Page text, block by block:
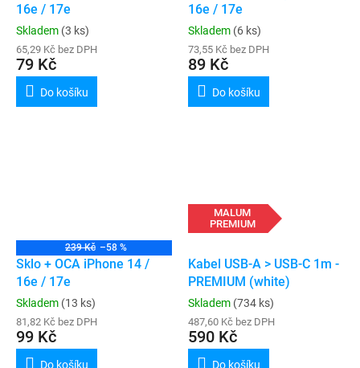
16e / 17e
Skladem (3 ks)
65,29 Kč bez DPH
79 Kč
Do košíku
16e / 17e
Skladem (6 ks)
73,55 Kč bez DPH
89 Kč
Do košíku
239 Kč –58 %
Sklo + OCA iPhone 14 /
16e / 17e
Skladem (13 ks)
81,82 Kč bez DPH
99 Kč
Do košíku
MALUM
PREMIUM
Kabel USB-A > USB-C 1m -
PREMIUM (white)
Skladem (734 ks)
487,60 Kč bez DPH
590 Kč
Do košíku